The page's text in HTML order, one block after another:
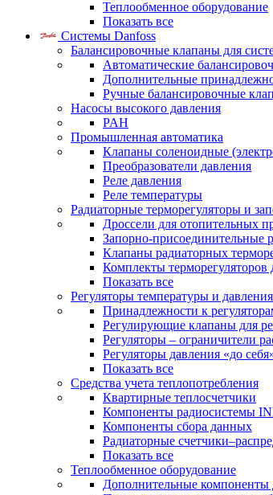
Теплообменное оборудование
Показать все
Системы Danfoss
Балансировочные клапаны для
Автоматические
Дополнительные
Ручные балансировочные
Насосы высокого давления
PAH
Промышленная автоматика
Клапаны соленоидные
Преобразователи давления
Реле давления
Реле температуры
Радиаторные терморегуляторы и
Дроссели для отопительных
Запорно-присоединительные
Клапаны радиаторных
Комплекты терморегуляторов
Показать все
Регуляторы температуры и
Принадлежности к
Регулирующие клапаны для
Регуляторы – ограничители
Регуляторы давления «до
Показать все
Средства учета теплопотребления
Квартирные теплосчетчики
Компоненты радиосистемы
Компоненты сбора данных
Радиаторные
Показать все
Теплообменное оборудование
Дополнительные компоненты